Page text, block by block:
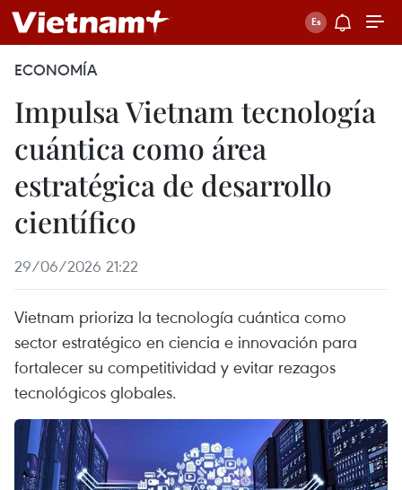
ECONOMÍA
Impulsa Vietnam tecnología
cuántica como área
estratégica de desarrollo
científico
29/06/2026 21:22
Vietnam prioriza la tecnología cuántica como
sector estratégico en ciencia e innovación para
fortalecer su competitividad y evitar rezagos
tecnológicos globales.